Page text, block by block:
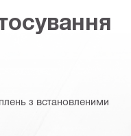
з встановленими